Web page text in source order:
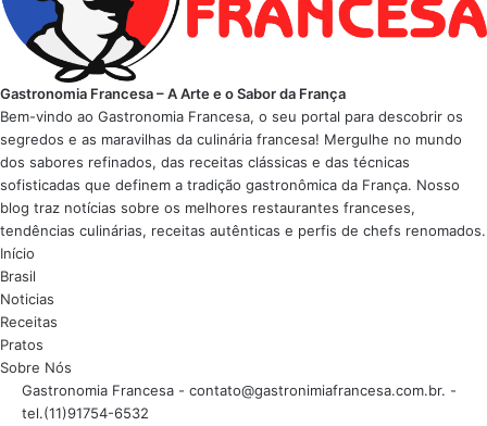
Gastronomia Francesa – A Arte e o Sabor da França
Bem-vindo ao Gastronomia Francesa, o seu portal para descobrir os
segredos e as maravilhas da culinária francesa! Mergulhe no mundo
dos sabores refinados, das receitas clássicas e das técnicas
sofisticadas que definem a tradição gastronômica da França. Nosso
blog traz notícias sobre os melhores restaurantes franceses,
tendências culinárias, receitas autênticas e perfis de chefs renomados.
Início
Brasil
Noticias
Receitas
Pratos
Sobre Nós
Gastronomia Francesa - contato@gastronimiafrancesa.com.br. -
tel.(11)91754-6532